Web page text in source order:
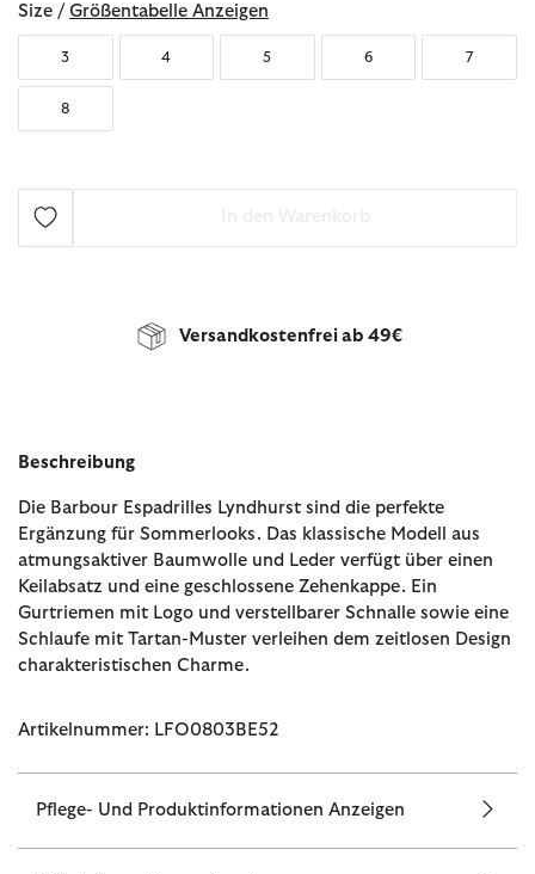
Size / Größentabelle Anzeigen
3 4 5 6 7
8
Versandkostenfrei ab 49€
Beschreibung
Die Barbour Espadrilles Lyndhurst sind die perfekte
Ergänzung für Sommerlooks. Das klassische Modell aus
atmungsaktiver Baumwolle und Leder verfügt über einen
Keilabsatz und eine geschlossene Zehenkappe. Ein
Gurtriemen mit Logo und verstellbarer Schnalle sowie eine
Schlaufe mit Tartan-Muster verleihen dem zeitlosen Design
charakteristischen Charme.
Artikelnummer: LFO0803BE52
Pflege- Und Produktinformationen Anzeigen